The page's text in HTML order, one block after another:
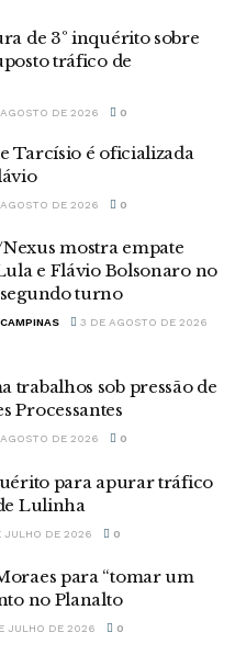
de 3º inquérito sobre
tráfico de
DE 2026 0
Tarcísio é oficializada
DE 2026 0
mostra empate
e Flávio Bolsonaro no
turno
3 DE AGOSTO DE 2026
trabalhos sob pressão de
Processantes
DE 2026 0
para apurar tráfico
Lulinha
JULHO DE 2026 0
para “tomar um
no Planalto
JULHO DE 2026 0